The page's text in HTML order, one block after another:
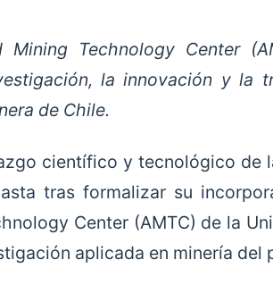
Technology Center
la innovación y la
de Chile.
científico y tecnológico de
tras formalizar su
Center (AMTC) de la
aplicada en minería del